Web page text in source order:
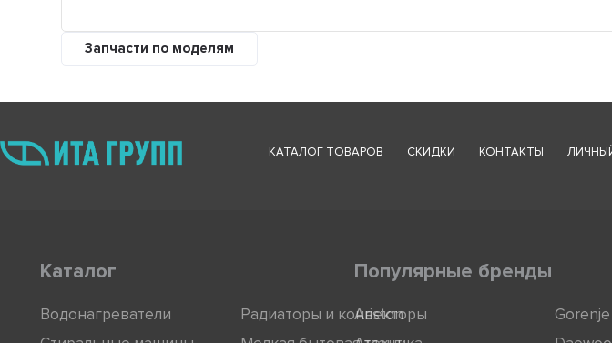
Запчасти по моделям
КАТАЛОГ ТОВАРОВ СКИДКИ КОНТАКТЫ
Каталог
Водонагреватели
Радиаторы и конвекторы
Популярные бренды
Ariston
Gorenje